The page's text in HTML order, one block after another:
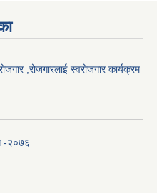
,रोजगारलाई स्वरोजगार कार्यक्रम
-२०७६